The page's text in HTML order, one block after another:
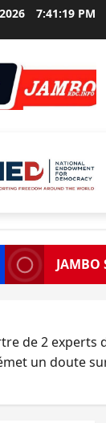
7:41:20 PM
JAMBO
de 2 experts
un doute